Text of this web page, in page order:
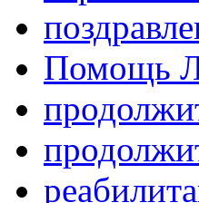
Помощь